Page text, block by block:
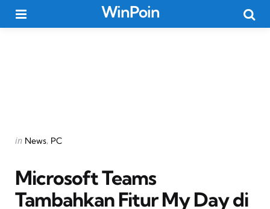
WinPoin
Categories
Posted
in News PC
Microsoft Teams
Tambahkan Fitur My Day di